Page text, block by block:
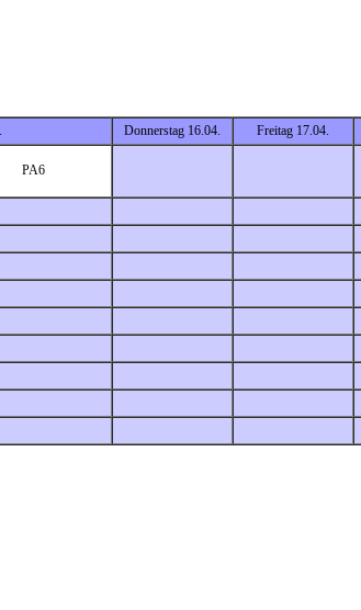
Donnerstag 16.04. Freitag 17.04.
PA6